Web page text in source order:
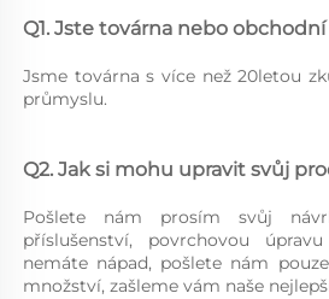
Q1. Jste továrna nebo
Jsme továrna s více než 20letou
průmyslu.
Q2. Jak si mohu upravit svůj
Pošlete nám prosím svůj
příslušenství, povrchovou
nemáte nápad, pošlete nám
množství, zašleme vám naše